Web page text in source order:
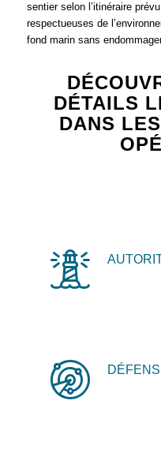
sentier selon l’itinéraire
respectueuses de
fond marin sans
DÉTAILS
DANS